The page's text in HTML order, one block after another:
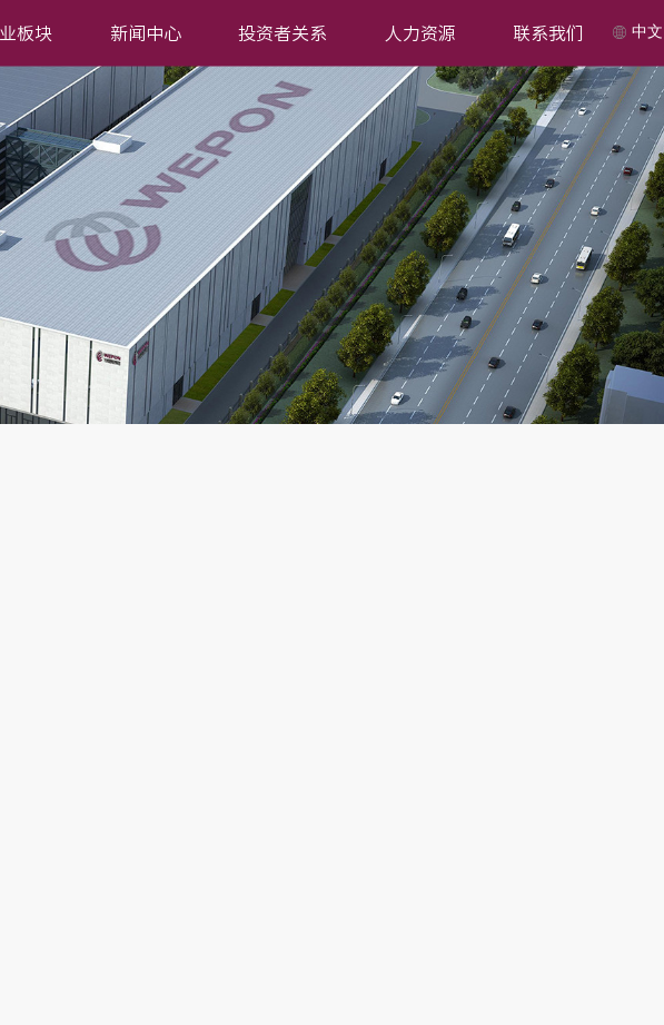
板块 新闻中心 投资者关系 人力资源 联系我们 中文